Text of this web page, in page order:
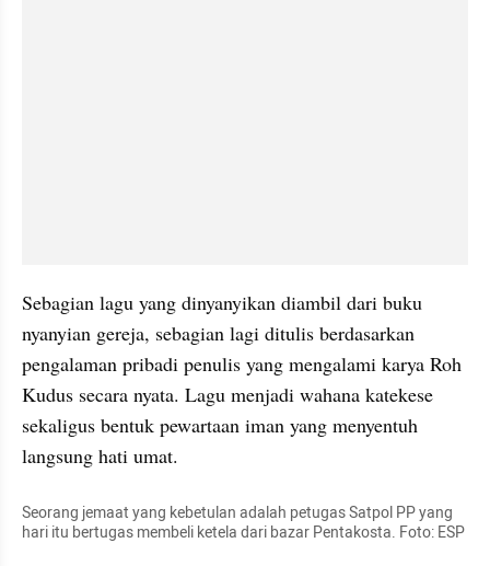
Sebagian lagu yang dinyanyikan diambil dari buku
nyanyian gereja, sebagian lagi ditulis berdasarkan
pengalaman pribadi penulis yang mengalami karya Roh
Kudus secara nyata. Lagu menjadi wahana katekese
sekaligus bentuk pewartaan iman yang menyentuh
langsung hati umat.
Seorang jemaat yang kebetulan adalah petugas Satpol PP yang
hari itu bertugas membeli ketela dari bazar Pentakosta. Foto: ESP